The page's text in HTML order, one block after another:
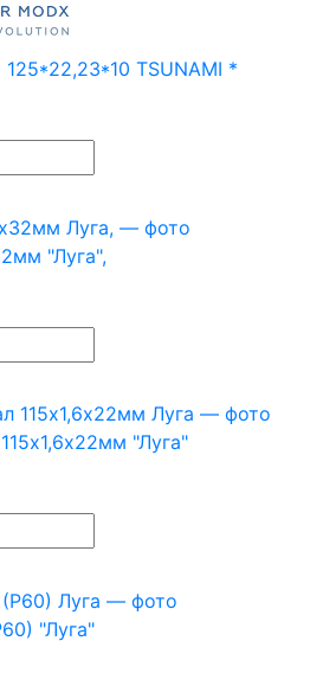
TSUNAMI *
"Луга",
"Луга"
"Луга"